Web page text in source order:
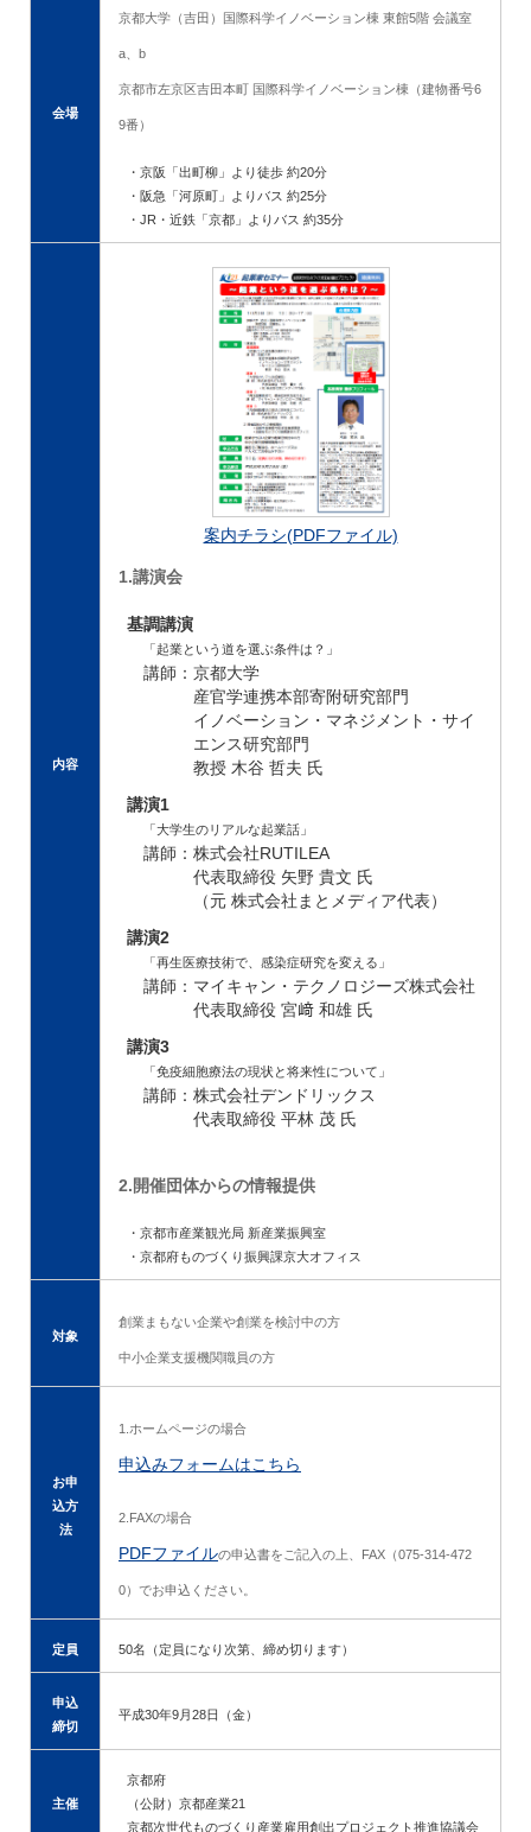
会場
京都大学（吉田）国際科学イノベーション棟 東館5階 会議室
a、b
京都市左京区吉田本町 国際科学イノベーション棟（建物番号6
9番）
・京阪「出町柳」より徒歩 約20分
・阪急「河原町」よりバス 約25分
・JR・近鉄「京都」よりバス 約35分
内容
案内チラシ(PDFファイル)
1.講演会
基調講演
「起業という道を選ぶ条件は？」
講師：京都大学
産官学連携本部寄附研究部門
イノベーション・マネジメント・サイ
エンス研究部門
教授 木谷 哲夫 氏
講演1
「大学生のリアルな起業話」
講師：株式会社RUTILEA
代表取締役 矢野 貴文 氏
（元 株式会社まとメディア代表）
講演2
「再生医療技術で、感染症研究を変える」
講師：マイキャン・テクノロジーズ株式会社
代表取締役 宮﨑 和雄 氏
講演3
「免疫細胞療法の現状と将来性について」
講師：株式会社デンドリックス
代表取締役 平林 茂 氏
2.開催団体からの情報提供
・京都市産業観光局 新産業振興室
・京都府ものづくり振興課京大オフィス
対象
創業まもない企業や創業を検討中の方
中小企業支援機関職員の方
お申
込方
法
1.ホームページの場合
申込みフォームはこちら
2.FAXの場合
PDFファイルの申込書をご記入の上、FAX（075-314-472
0）でお申込ください。
定員 50名（定員になり次第、締め切ります）
申込
締切
平成30年9月28日（金）
主催
京都府
（公財）京都産業21
京都次世代ものづくり産業雇用創出プロジェクト推進協議会